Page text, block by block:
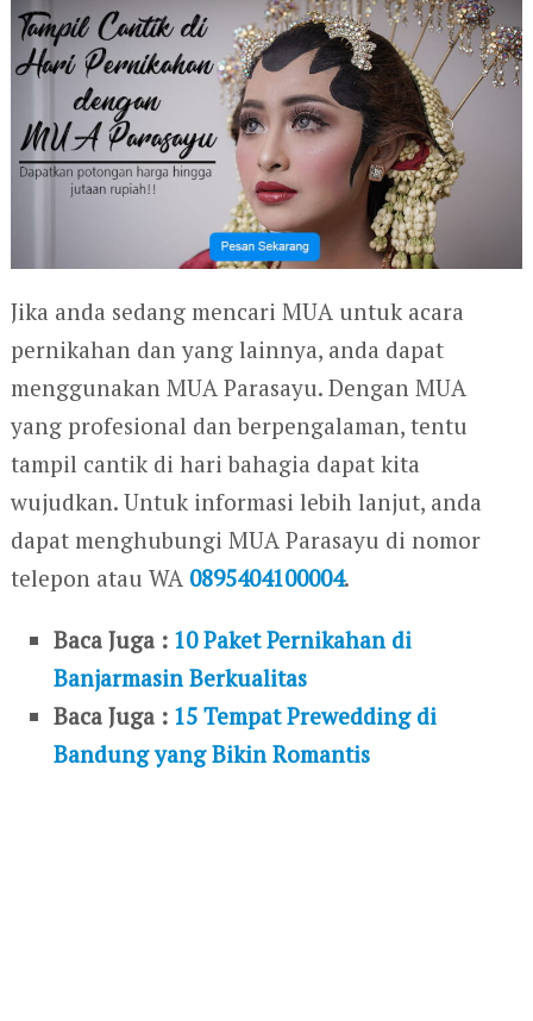
Jika anda sedang mencari MUA untuk acara
pernikahan dan yang lainnya, anda dapat
menggunakan MUA Parasayu. Dengan MUA
yang profesional dan berpengalaman, tentu
tampil cantik di hari bahagia dapat kita
wujudkan. Untuk informasi lebih lanjut, anda
dapat menghubungi MUA Parasayu di nomor
telepon atau WA 0895404100004.
Baca Juga : 10 Paket Pernikahan di
Banjarmasin Berkualitas
Baca Juga : 15 Tempat Prewedding di
Bandung yang Bikin Romantis